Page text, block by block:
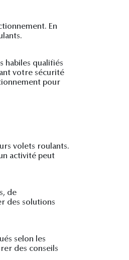
En
habiles qualifiés
votre sécurité
pour
volets roulants.
activité peut
de
des solutions
selon les
des conseils